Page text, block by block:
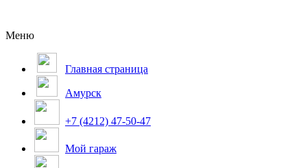
Меню
Главная страница
Амурск
+7 (4212) 47-50-47
Мой гараж